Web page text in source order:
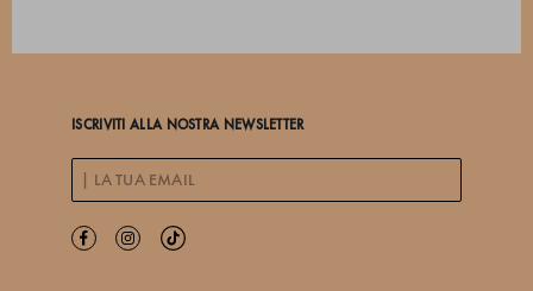
ISCRIVITI ALLA NOSTRA NEWSLETTER